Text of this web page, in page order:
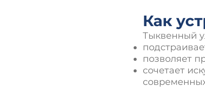
Как
Тыквенный
позволяет
сочетает